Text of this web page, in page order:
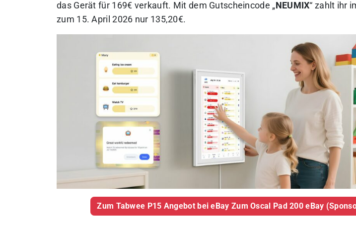
das Gerät für 169€ verkauft. Mit dem Gutscheincode „ NEUMIX“ zahlt ihr
zum 15. April 2026 nur 135,20€.
Zum Tabwee P15 Angebot bei eBay Zum Oscal Pad 200 eBay